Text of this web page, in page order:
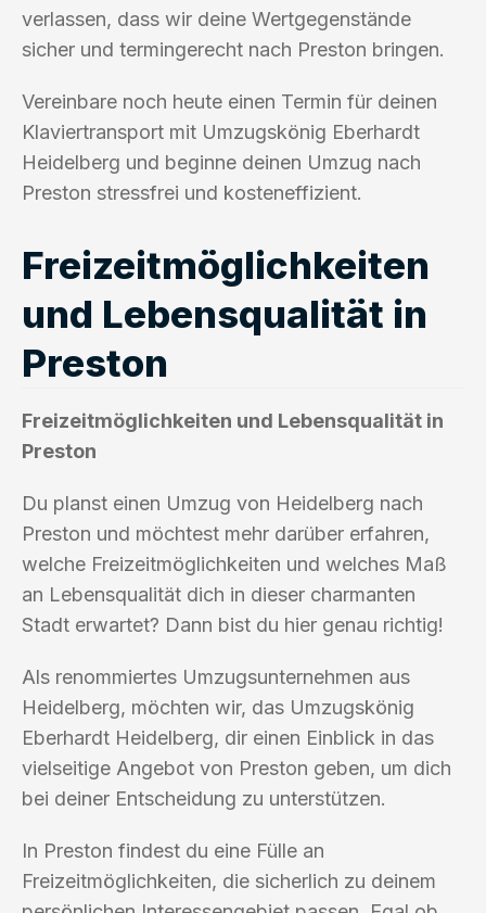
verlassen, dass wir deine Wertgegenstände
sicher und termingerecht nach Preston bringen.
Vereinbare noch heute einen Termin für deinen
Klaviertransport mit Umzugskönig Eberhardt
Heidelberg und beginne deinen Umzug nach
Preston stressfrei und kosteneffizient.
Freizeitmöglichkeiten
und Lebensqualität in
Preston
Freizeitmöglichkeiten und Lebensqualität in
Preston
Du planst einen Umzug von Heidelberg nach
Preston und möchtest mehr darüber erfahren,
welche Freizeitmöglichkeiten und welches Maß
an Lebensqualität dich in dieser charmanten
Stadt erwartet? Dann bist du hier genau richtig!
Als renommiertes Umzugsunternehmen aus
Heidelberg, möchten wir, das Umzugskönig
Eberhardt Heidelberg, dir einen Einblick in das
vielseitige Angebot von Preston geben, um dich
bei deiner Entscheidung zu unterstützen.
In Preston findest du eine Fülle an
Freizeitmöglichkeiten, die sicherlich zu deinem